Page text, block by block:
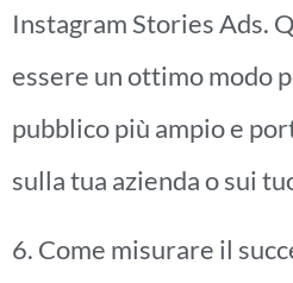
Instagram Stories Ads.
essere un ottimo modo
pubblico più ampio e
sulla tua azienda o sui
6. Come misurare il